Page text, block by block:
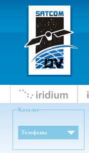
Каталог
Телефоны